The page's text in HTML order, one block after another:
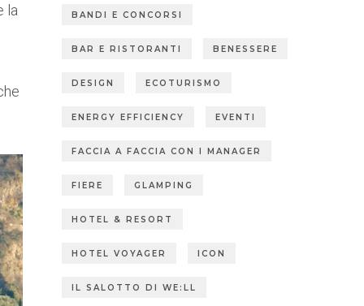
la BANDI E CONCORSI
BAR E RISTORANTI BENESSERE
DESIGN ECOTURISMO
ENERGY EFFICIENCY EVENTI
FACCIA A FACCIA CON I MANAGER
FIERE GLAMPING
HOTEL & RESORT
HOTEL VOYAGER ICON
IL SALOTTO DI WE:LL